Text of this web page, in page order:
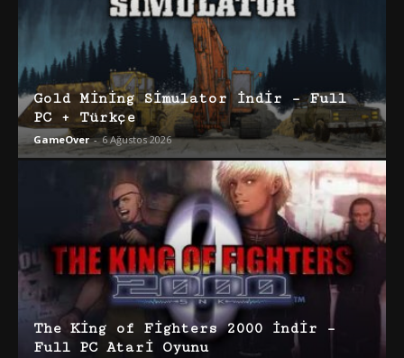
Gold Mining Simulator İndir – Full
PC + Türkçe
GameOver - 6 Ağustos 2026
The King of Fighters 2000 İndir –
Full PC Atari Oyunu